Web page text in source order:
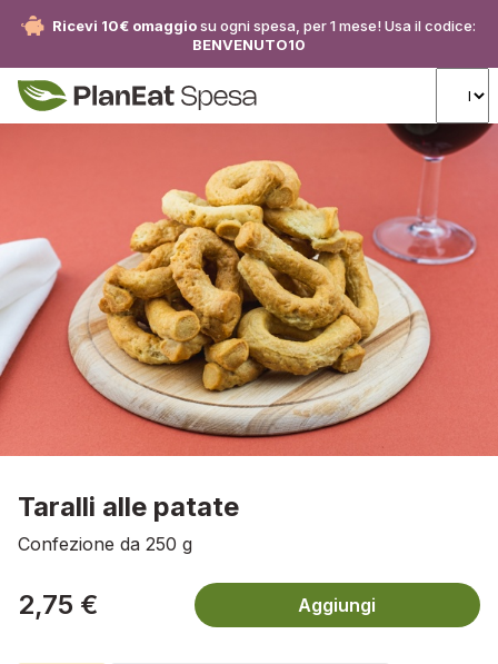
Ricevi 10€ omaggiosu ogni spesa, per 1 mese! Usa il codice:
BENVENUTO10
Taralli alle patate
Confezione da 250 g
2,75 € Aggiungi